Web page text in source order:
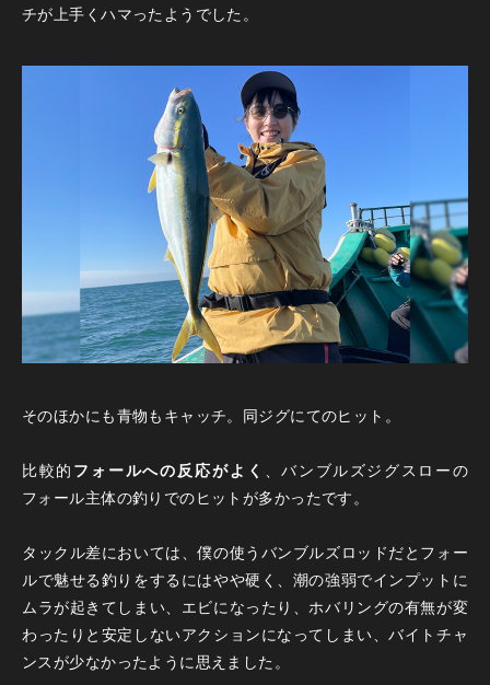
チが上手くハマったようでした。
そのほかにも青物もキャッチ。同ジグにてのヒット。
比較的 フォールへの反応がよく
、バンブルズジグスローの
フォール主体の釣りでのヒットが多かったです。
タックル差においては、僕の使うバンブルズロッドだとフォー
ルで魅せる釣りをするにはやや硬く、潮の強弱でインプットに
ムラが起きてしまい、エビになったり、ホバリングの有無が変
わったりと安定しないアクションになってしまい、バイトチャ
ンスが少なかったように思えました。